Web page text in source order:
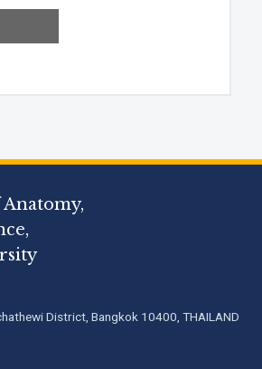
District, Bangkok 10400, THAILAND